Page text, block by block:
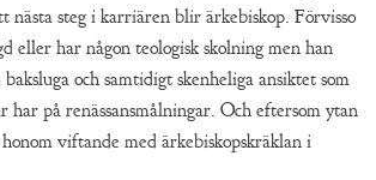
nästa steg i karriären blir ärkebiskop. Förvisso
eller har någon teologisk skolning men han
och samtidigt skenheliga ansiktet som
har på renässansmålningar. Och eftersom ytan
viftande med ärkebiskopskräklan i